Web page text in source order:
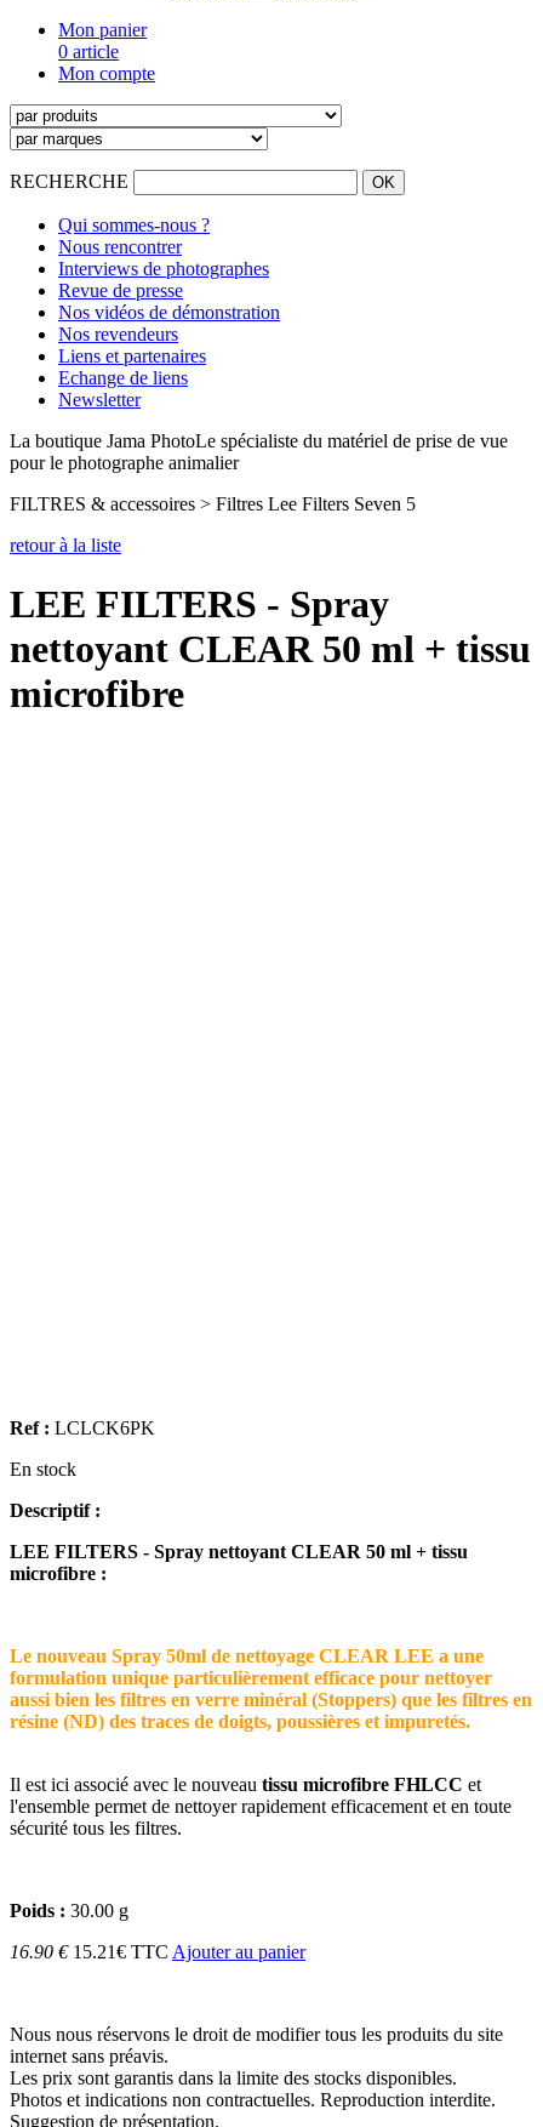
Mon panier
0 article
Mon compte
RECHERCHE
Qui sommes-nous ?
Nous rencontrer
Interviews de photographes
Revue de presse
Nos vidéos de démonstration
Nos revendeurs
Liens et partenaires
Echange de liens
Newsletter
La boutique Jama PhotoLe spécialiste du matériel de prise de vue
pour le photographe animalier
FILTRES & accessoires > Filtres Lee Filters Seven 5
retour à la liste
LEE FILTERS - Spray
nettoyant CLEAR 50 ml + tissu
microfibre
Ref : LCLCK6PK
En stock
Descriptif :
LEE FILTERS - Spray nettoyant CLEAR 50 ml + tissu
microfibre :
Le nouveau Spray 50ml de nettoyage CLEAR LEE a une
formulation unique particulièrement efficace pour nettoyer
aussi bien les filtres en verre minéral (Stoppers) que les filtres en
résine (ND) des traces de doigts, poussières et impuretés.
Il est ici associé avec le nouveau tissu microfibre FHLCC et
l'ensemble permet de nettoyer rapidement efficacement et en toute
sécurité tous les filtres.
Poids : 30.00 g
16.90 € 15.21€ TTC Ajouter au panier
Nous nous réservons le droit de modifier tous les produits du site
internet sans préavis.
Les prix sont garantis dans la limite des stocks disponibles.
Photos et indications non contractuelles. Reproduction interdite.
Suggestion de présentation.